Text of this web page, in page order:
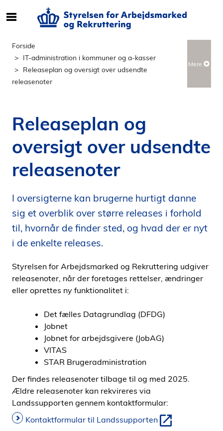
e
f
n
h
l
p
s
i
d
n
Forside
IT-administration i kommuner og a-kasser
Releaseplan og oversigt over udsendte
releasenoter
Mere
Releaseplan og
oversigt over udsendte
releasenoter
I oversigterne kan brugerne hurtigt danne
sig et overblik over større releases i forhold
til, hvornår de finder sted, og hvad der er nyt
i de enkelte releases.
Styrelsen for Arbejdsmarked og Rekruttering udgiver
releasenoter, når der foretages rettelser, ændringer
eller oprettes ny funktionalitet i:
Det fælles Datagrundlag (DFDG)
Jobnet
Jobnet for arbejdsgivere (JobAG)
VITAS
STAR Brugeradministration
Der findes releasenoter tilbage til og med 2025.
Ældre releasenoter kan rekvireres via
Landssupporten gennem kontaktformular:
Kontaktformular til Landssupporten